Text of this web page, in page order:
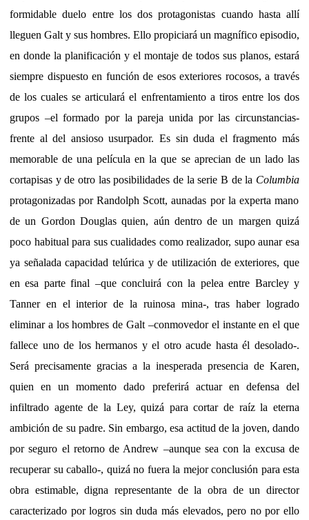
formidable duelo entre los dos protagonistas cuando hasta allí
lleguen Galt y sus hombres. Ello propiciará un magnífico episodio,
en donde la planificación y el montaje de todos sus planos, estará
siempre dispuesto en función de esos exteriores rocosos, a través
de los cuales se articulará el enfrentamiento a tiros entre los dos
grupos –el formado por la pareja unida por las circunstancias-
frente al del ansioso usurpador. Es sin duda el fragmento más
memorable de una película en la que se aprecian de un lado las
cortapisas y de otro las posibilidades de la serie B de la Columbia
protagonizadas por Randolph Scott, aunadas por la experta mano
de un Gordon Douglas quien, aún dentro de un margen quizá
poco habitual para sus cualidades como realizador, supo aunar esa
ya señalada capacidad telúrica y de utilización de exteriores, que
en esa parte final –que concluirá con la pelea entre Barcley y
Tanner en el interior de la ruinosa mina-, tras haber logrado
eliminar a los hombres de Galt –conmovedor el instante en el que
fallece uno de los hermanos y el otro acude hasta él desolado-.
Será precisamente gracias a la inesperada presencia de Karen,
quien en un momento dado preferirá actuar en defensa del
infiltrado agente de la Ley, quizá para cortar de raíz la eterna
ambición de su padre. Sin embargo, esa actitud de la joven, dando
por seguro el retorno de Andrew –aunque sea con la excusa de
recuperar su caballo-, quizá no fuera la mejor conclusión para esta
obra estimable, digna representante de la obra de un director
caracterizado por logros sin duda más elevados, pero no por ello